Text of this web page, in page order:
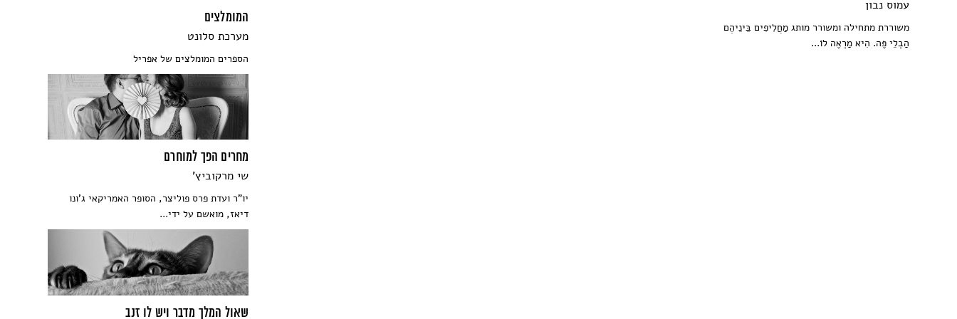
המומלצים
מערכת סלונט
הספרים המומלצים של אפריל
מחרים הפך למוחרם
שי מרקוביץ'
יו"ר ועדת פרס פוליצר, הסופר האמריקאי ג'ונו
דיאז, מואשם על ידי...
שאול המלך מדבר ויש לו זנב
עמוס נבון
משוררת מתחילה ומשורר מותג מַחֲלִיפִים בֵּינֵיהֶם
הַבְלֵי פֶּה. הִיא מַרְאֶה לוֹ...